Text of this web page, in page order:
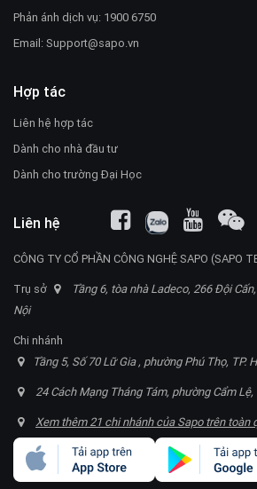
Phản ánh dịch vụ: 1900 6750
Email:Support@sapo.vn
Hợp tác
Liên hệ hợp tác
Dành cho nhà đầu tư
Dành cho trường Đại Học
Liên hệ
CÔNG TY CỔ PHẦN CÔNG NGHỆ SAPO (SAPO
Trụ sở
Tầng 6, tòa nhà Ladeco, 266 Đội
Nội
Chi nhánh
Tầng 5, Số 70 Lữ Gia , phường Phú Thọ, TP.
24 Cách Mạng Tháng Tám, phường Cẩm
Xem thêm 21 chi nhánh của Sapo trên toàn